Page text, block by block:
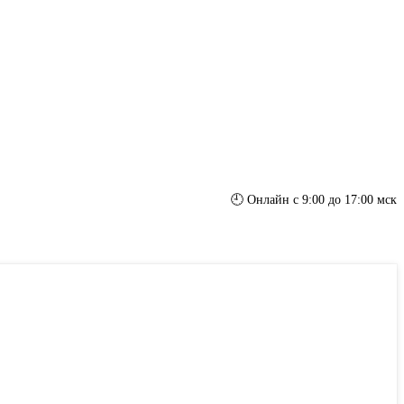
🕘 Онлайн с 9:00 до 17:00 мск